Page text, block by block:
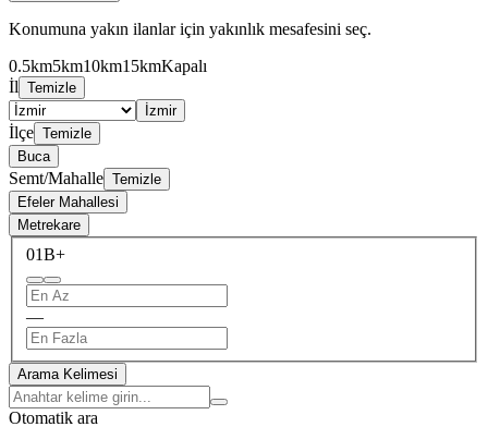
Konumuna yakın ilanlar için yakınlık mesafesini seç.
0.5km5km10km15kmKapalı
İl Temizle
İzmir
İlçe Temizle
Buca
Semt/Mahalle Temizle
Efeler Mahallesi
Metrekare
01B+
—
Arama Kelimesi
Otomatik ara